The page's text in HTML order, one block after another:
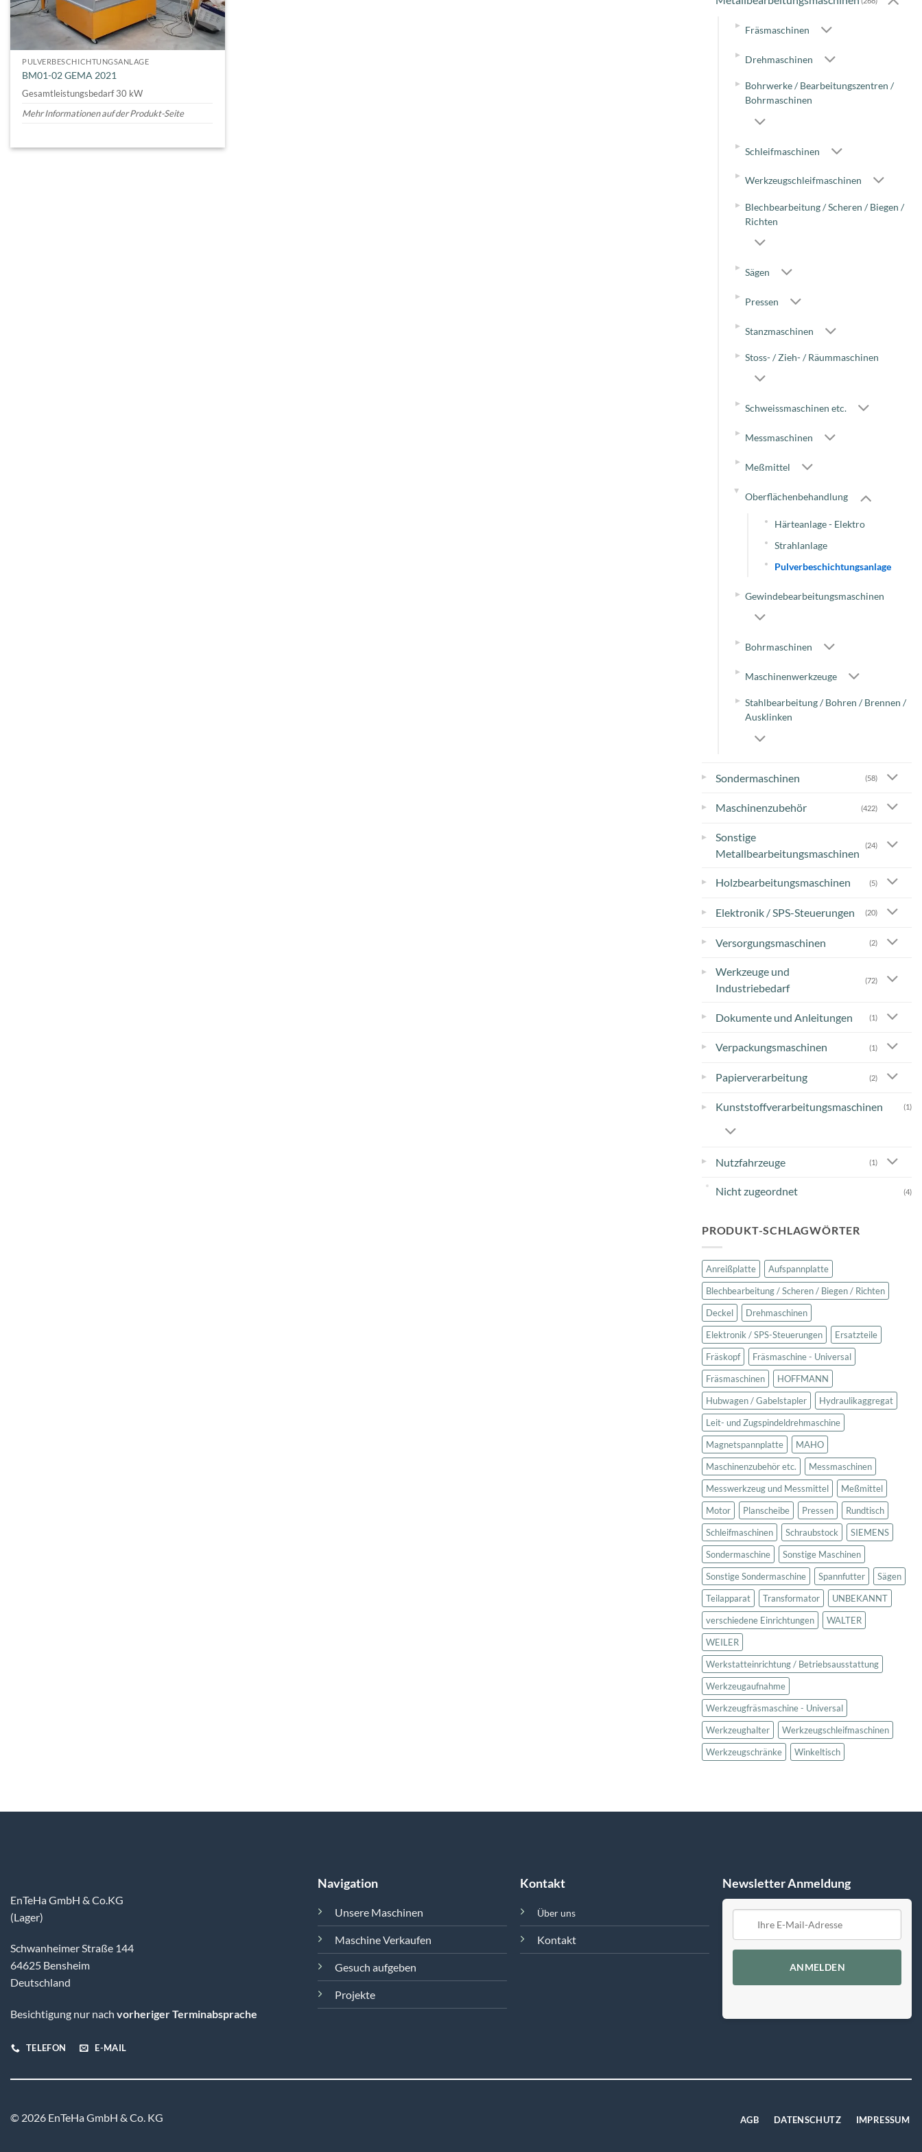
PULVERBESCHICHTUNGSANLAGE
BM01-02 GEMA 2021
Gesamtleistungsbedarf 30 kW
Mehr Informationen auf der Produkt-Seite
▸ Fräsmaschinen
▸ Drehmaschinen
▸ Bohrwerke / Bearbeitungszentren /
Bohrmaschinen
▸ Schleifmaschinen
▸ Werkzeugschleifmaschinen
▸ Blechbearbeitung / Scheren / Biegen /
Richten
▸ Sägen
▸ Pressen
▸ Stanzmaschinen
▸ Stoss- / Zieh- / Räummaschinen
▸ Schweissmaschinen etc.
▸ Messmaschinen
▸ Meßmittel
▸ Oberflächenbehandlung
Härteanlage - Elektro
Strahlanlage
Pulverbeschichtungsanlage
▸ Gewindebearbeitungsmaschinen
▸ Bohrmaschinen
▸ Maschinenwerkzeuge
▸ Stahlbearbeitung / Bohren / Brennen /
Ausklinken
▸ Sondermaschinen (58)
▸ Maschinenzubehör (422)
▸
Sonstige
Metallbearbeitungsmaschinen
(24)
▸ Holzbearbeitungsmaschinen (5)
▸ Elektronik / SPS-Steuerungen (20)
▸ Versorgungsmaschinen (2)
▸
Werkzeuge und
Industriebedarf
(72)
▸ Dokumente und Anleitungen (1)
▸ Verpackungsmaschinen (1)
▸ Papierverarbeitung (2)
▸ Kunststoffverarbeitungsmaschinen (1)
▸ Nutzfahrzeuge (1)
Nicht zugeordnet (4)
PRODUKT-SCHLAGWÖRTER
Anreißplatte
Aufspannplatte
Blechbearbeitung / Scheren / Biegen / Richten
Deckel
Drehmaschinen
Elektronik / SPS-Steuerungen
Ersatzteile
Fräskopf
Fräsmaschine - Universal
Fräsmaschinen
HOFFMANN
Hubwagen / Gabelstapler
Hydraulikaggregat
Leit- und Zugspindeldrehmaschine
Magnetspannplatte
MAHO
Maschinenzubehör etc.
Messmaschinen
Messwerkzeug und Messmittel
Meßmittel
Motor
Planscheibe Pressen
Rundtisch
Schleifmaschinen
Schraubstock
SIEMENS
Sondermaschine
Sonstige Maschinen
Sonstige Sondermaschine
Spannfutter
Sägen
Teilapparat
Transformator
UNBEKANNT
verschiedene Einrichtungen
WALTER
WEILER
Werkstatteinrichtung / Betriebsausstattung
Werkzeugaufnahme
Werkzeugfräsmaschine - Universal
Werkzeughalter
Werkzeugschleifmaschinen
Werkzeugschränke
Winkeltisch
EnTeHa GmbH & Co.KG
(Lager)
Schwanheimer Straße 144
64625 Bensheim
Deutschland
Besichtigung nur nach vorheriger Terminabsprache
TELEFON E-MAIL
Navigation
Unsere Maschinen
Maschine Verkaufen
Gesuch aufgeben
Projekte
Kontakt
Über uns
Kontakt
Newsletter Anmeldung
ANMELDEN
© 2026 EnTeHa GmbH & Co. KG AGB DATENSCHUTZ IMPRESSUM